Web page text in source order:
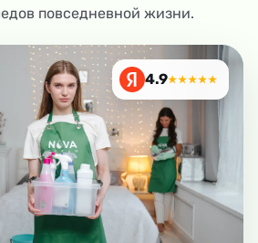
повседневной жизни.
4.9★★★★★